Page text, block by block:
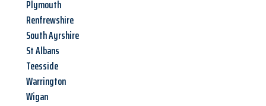
Plymouth
Renfrewshire
South Ayrshire
St Albans
Teesside
Warrington
Wigan